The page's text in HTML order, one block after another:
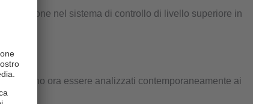
nel sistema di controllo di livello superiore in
possono ora essere analizzati contemporaneamente ai